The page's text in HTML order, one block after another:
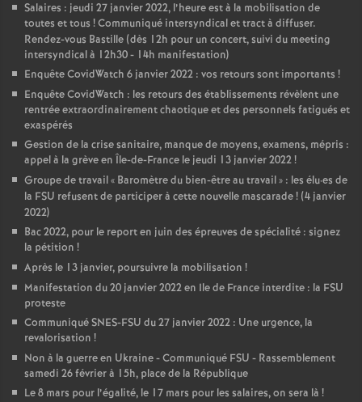
Salaires : jeudi 27 janvier 2022, l’heure est à la mobilisation de
toutes et tous ! Communiqué intersyndical et tract à diffuser.
Rendez-vous Bastille (dès 12h pour un concert, suivi du meeting
intersyndical à 12h30 - 14h manifestation)
Enquête CovidWatch 6 janvier 2022 : vos retours sont importants !
Enquête CovidWatch : les retours des établissements révèlent une
rentrée extraordinairement chaotique et des personnels fatigués et
exaspérés
Gestion de la crise sanitaire, manque de moyens, examens, mépris :
appel à la grève en Île-de-France le jeudi 13 janvier 2022!
Groupe de travail « Baromètre du bien-être au travail» : les élu·es de
la FSU refusent de participer à cette nouvelle mascarade! (4 janvier
2022)
Bac 2022, pour le report en juin des épreuves de spécialité : signez
la pétition !
Après le 13 janvier, poursuivre la mobilisation !
Manifestation du 20 janvier 2022 en Ile de France interdite : la FSU
proteste
Communiqué SNES-FSU du 27 janvier 2022 : Une urgence, la
revalorisation !
Non à la guerre en Ukraine - Communiqué FSU - Rassemblement
samedi 26 février à 15h, place de la République
Le 8 mars pour l’égalité, le 17 mars pour les salaires, on sera là !